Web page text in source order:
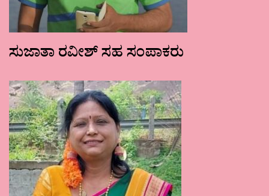
ಸುಜಾತಾ ರವೀಶ್ ಸಹ ಸಂಪಾಕರು